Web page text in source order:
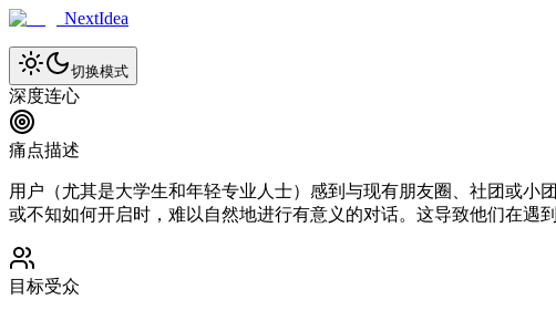
NextIdea
切换模式
深度连心
痛点描述
用户（尤其是大学生和年轻专业人士）感到与现有朋友圈、社团或
或不知如何开启时，难以自然地进行有意义的对话。这导致他们在遇
目标受众